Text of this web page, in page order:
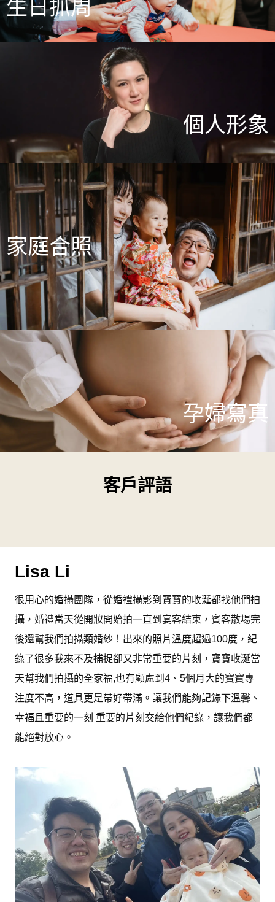
生日抓周
個人形象
家庭合照
孕婦寫真
客戶評語
Lisa Li
很用心的婚攝團隊，從婚禮攝影到寶寶的收涎都找他們拍
攝，婚禮當天從開妝開始拍一直到宴客結束，賓客散場完
後還幫我們拍攝類婚紗！出來的照片溫度超過100度，紀
錄了很多我來不及捕捉卻又非常重要的片刻，寶寶收涎當
天幫我們拍攝的全家福,也有顧慮到4、5個月大的寶寶專
注度不高，道具更是帶好帶滿。讓我們能夠記錄下溫馨、
幸福且重要的一刻 重要的片刻交給他們紀錄，讓我們都
能絕對放心。